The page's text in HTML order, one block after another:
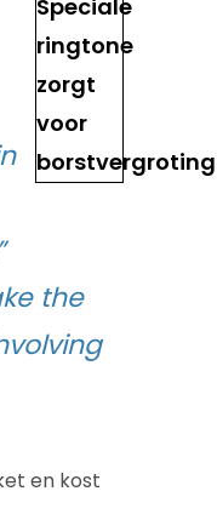
the
en kost